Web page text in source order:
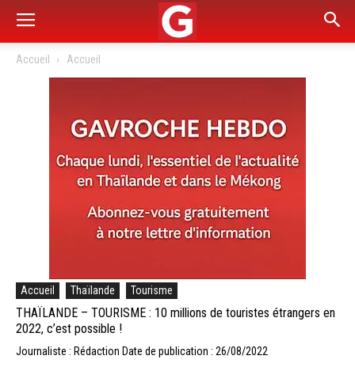
Accueil Accueil
Accueil Thaïlande Tourisme
THAÏLANDE – TOURISME : 10 millions de touristes étrangers en
2022, c’est possible !
Journaliste : Rédaction Date de publication : 26/08/2022